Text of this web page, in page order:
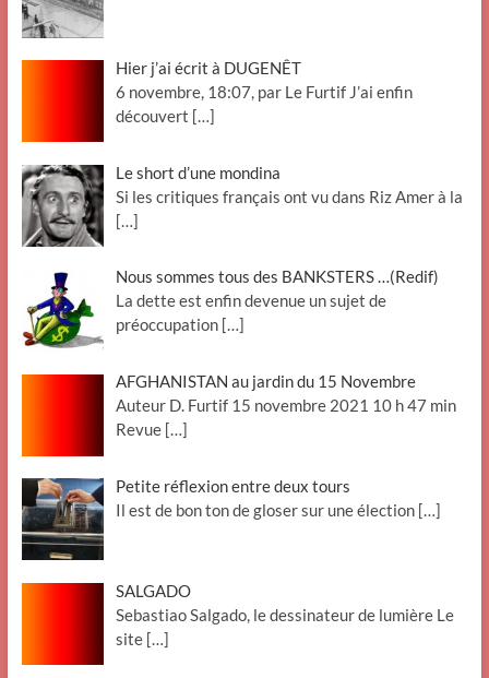
Hier j’ai écrit à DUGENÊT
6 novembre, 18:07, par Le Furtif J’ai enfin
découvert […]
Le short d’une mondina
Si les critiques français ont vu dans Riz Amer à la
[…]
Nous sommes tous des BANKSTERS …(Redif)
La dette est enfin devenue un sujet de
préoccupation […]
AFGHANISTAN au jardin du 15 Novembre
Auteur D. Furtif 15 novembre 2021 10 h 47 min
Revue […]
Petite réflexion entre deux tours
Il est de bon ton de gloser sur une élection […]
SALGADO
Sebastiao Salgado, le dessinateur de lumière Le
site […]